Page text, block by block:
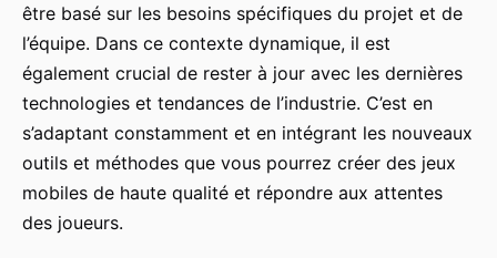
être basé sur les besoins spécifiques du projet et de
l’équipe. Dans ce contexte dynamique, il est
également crucial de rester à jour avec les dernières
technologies et tendances de l’industrie. C’est en
s’adaptant constamment et en intégrant les nouveaux
outils et méthodes que vous pourrez créer des jeux
mobiles de haute qualité et répondre aux attentes
des joueurs.